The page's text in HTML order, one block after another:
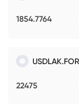
1854.7764
22475